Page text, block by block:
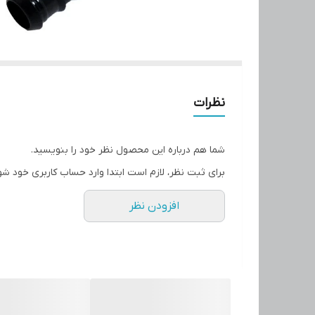
نظرات
شما هم درباره این محصول نظر خود را بنویسید.
برای ثبت نظر، لازم است ابتدا وارد حساب کاربری خود
افزودن نظر